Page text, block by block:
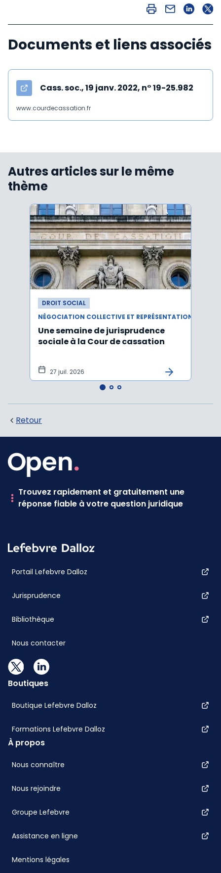
Documents et liens associés
Cass. soc., 19 janv. 2022, n° 19-25.982
www.courdecassation.fr
Autres articles sur le même
thème
DROIT SOCIAL
Une semaine de jurisprudence
sociale à la Cour de cassation
27 juil. 2026
Retour
Trouvez rapidement et gratuitement une
réponse fiable à votre question juridique
Portail Lefebvre Dalloz
Jurisprudence
Bibliothèque
Nous contacter
Boutiques
Boutique Lefebvre Dalloz
Formations Lefebvre Dalloz
À propos
Nous connaître
Nous rejoindre
Groupe Lefebvre
Assistance en ligne
Mentions légales